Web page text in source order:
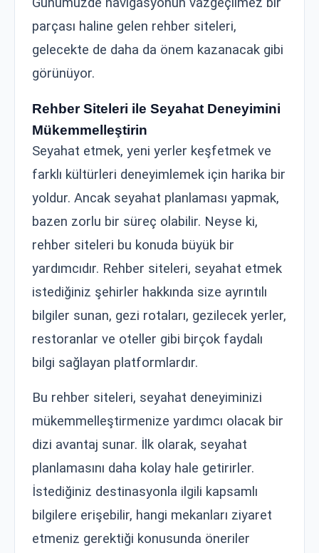
parçası haline gelen rehber siteleri,
gelecekte de daha da önem kazanacak gibi
görünüyor.
Rehber Siteleri ile Seyahat Deneyimini
Mükemmelleştirin
Seyahat etmek, yeni yerler keşfetmek ve
farklı kültürleri deneyimlemek için harika bir
yoldur. Ancak seyahat planlaması yapmak,
bazen zorlu bir süreç olabilir. Neyse ki,
rehber siteleri bu konuda büyük bir
yardımcıdır. Rehber siteleri, seyahat etmek
istediğiniz şehirler hakkında size ayrıntılı
bilgiler sunan, gezi rotaları, gezilecek yerler,
restoranlar ve oteller gibi birçok faydalı
bilgi sağlayan platformlardır.
Bu rehber siteleri, seyahat deneyiminizi
mükemmelleştirmenize yardımcı olacak bir
dizi avantaj sunar. İlk olarak, seyahat
planlamasını daha kolay hale getirirler.
İstediğiniz destinasyonla ilgili kapsamlı
bilgilere erişebilir, hangi mekanları ziyaret
etmeniz gerektiği konusunda öneriler